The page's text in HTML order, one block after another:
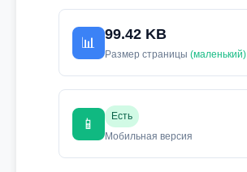
📊
99.42 KB
Размер страницы (маленький)
📱
Есть
Мобильная версия